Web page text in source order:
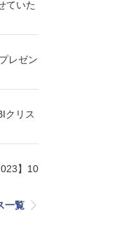
ていた
レゼン
クリス
】10
一覧